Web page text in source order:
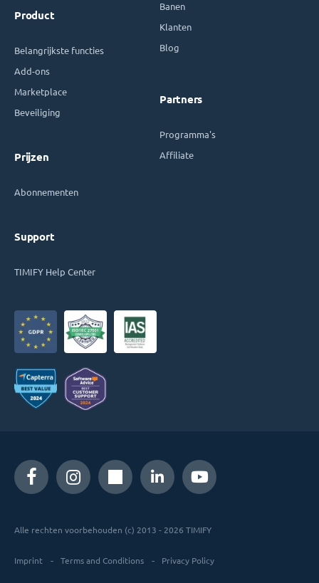
Product
Belangrijkste functies
Add-ons
Marketplace
Beveiliging
Prijzen
Abonnementen
Support
TIMIFY Help Center
Banen
Klanten
Blog
Partners
Programma's
Affiliate
Alle rechten voorbehouden (c) 2013 - 2026 TIMIFY
Imprint Terms and Conditions Privacy Policy